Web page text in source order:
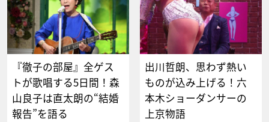
『徹子の部屋』全ゲス
トが歌唱する5日間！森
山良子は直太朗の“結婚
報告”を語る
出川哲朗、思わず熱い
ものが込み上げる！六
本木ショーダンサーの
上京物語